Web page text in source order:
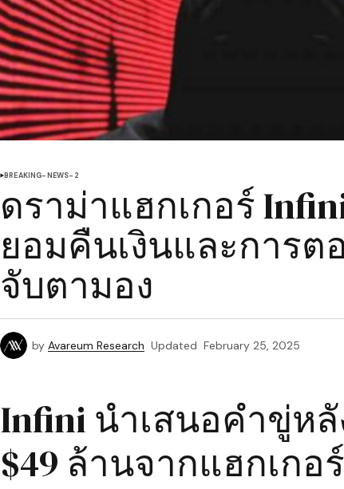
BREAKING-NEWS-2
ดราม่าแฮกเกอร์
ยอมคืนเงินและการต
จับตามอง
by Avareum Research Updated February 25, 2025
Infini นำเสนอคำขู่ห
$49 ล้านจากแฮกเกอร์